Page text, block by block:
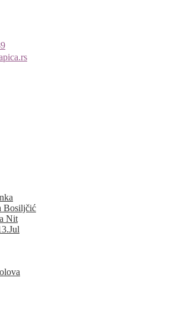
Bosiljčić
Nit